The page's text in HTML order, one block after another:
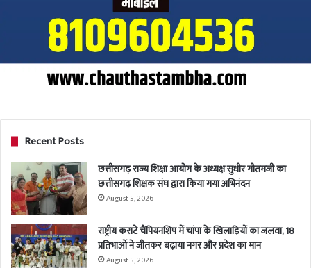
Recent Posts
छत्तीसगढ़ राज्य शिक्षा आयोग के अध्यक्ष सुधीर गौतमजी का
छत्तीसगढ़ शिक्षक संघ द्वारा किया गया अभिनंदन
August 5, 2026
राष्ट्रीय कराटे चैंपियनशिप में चांपा के खिलाड़ियों का जलवा, 18
प्रतिभाओं ने जीतकर बढ़ाया नगर और प्रदेश का मान
August 5, 2026